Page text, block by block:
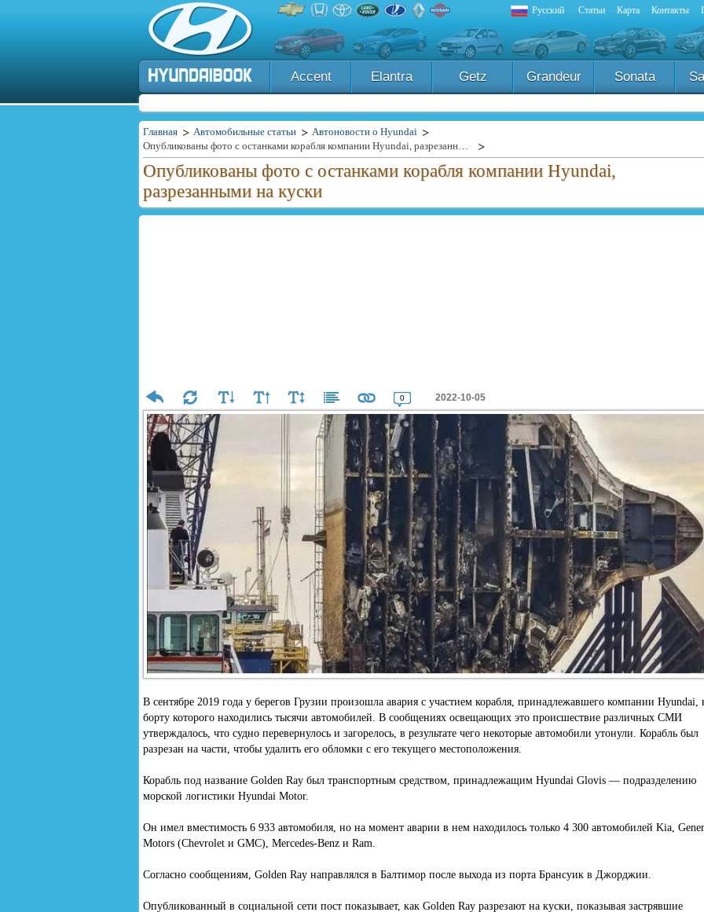
Русский Статьи Карта Контакты
Accent Elantra Getz Grandeur Sonata
Главная Автомобильные статьи
Автоновости о Hyundai
Опубликованы фото с останками корабля компании Hyundai, разрезанными на куски
Опубликованы фото с останками корабля компании Hyundai,
разрезанными на куски
0 2022-10-05
В сентябре 2019 года у берегов Грузии произошла авария с участием корабля, принадлежавшего компании Hyundai,
борту которого находились тысячи автомобилей. В сообщениях освещающих это происшествие различных СМИ
утверждалось, что судно перевернулось и загорелось, в результате чего некоторые автомобили утонули. Корабль был
разрезан на части, чтобы удалить его обломки с его текущего местоположения.
Корабль под название Golden Ray был транспортным средством, принадлежащим Hyundai Glovis — подразделению
морской логистики Hyundai Motor.
Он имел вместимость 6 933 автомобиля, но на момент аварии в нем находилось только 4 300 автомобилей Kia,
Motors (Chevrolet и GMC), Mercedes-Benz и Ram.
Согласно сообщениям, Golden Ray направлялся в Балтимор после выхода из порта Брансуик в Джорджии.
Опубликованный в социальной сети пост показывает, как Golden Ray разрезают на куски, показывая застрявшие